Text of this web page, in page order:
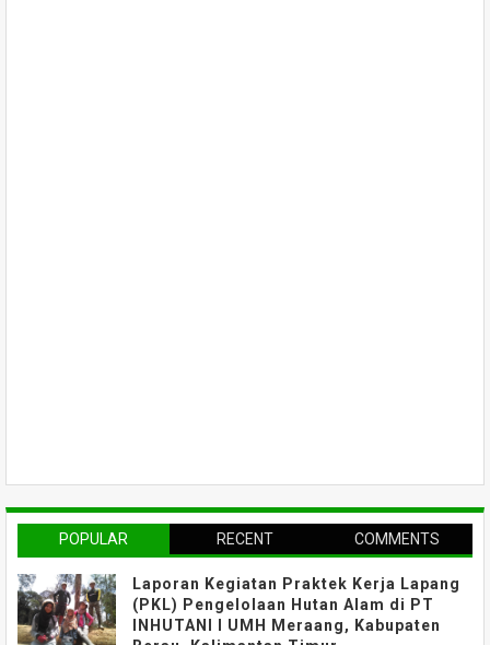
POPULAR RECENT COMMENTS
Laporan Kegiatan Praktek Kerja Lapang
(PKL) Pengelolaan Hutan Alam di PT
INHUTANI I UMH Meraang, Kabupaten